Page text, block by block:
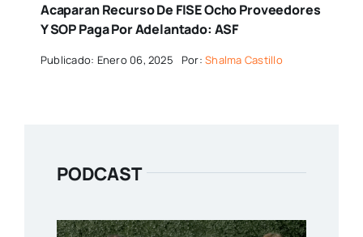
Acaparan Recurso De FISE Ocho Proveedores
Y SOP Paga Por Adelantado: ASF
Publicado: Enero 06, 2025 Por:Shalma Castillo
PODCAST